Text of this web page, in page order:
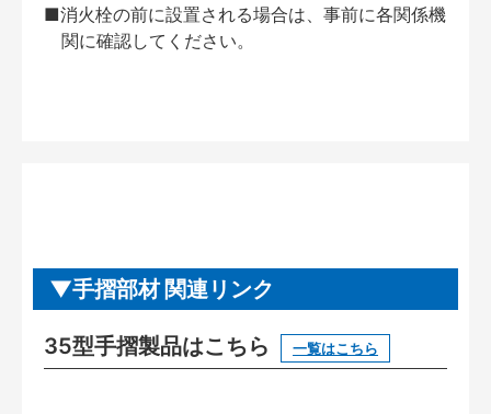
■消火栓の前に設置される場合は、事前に各関係機
関に確認してください。
手摺部材 関連リンク
35型手摺製品はこちら 一覧はこちら